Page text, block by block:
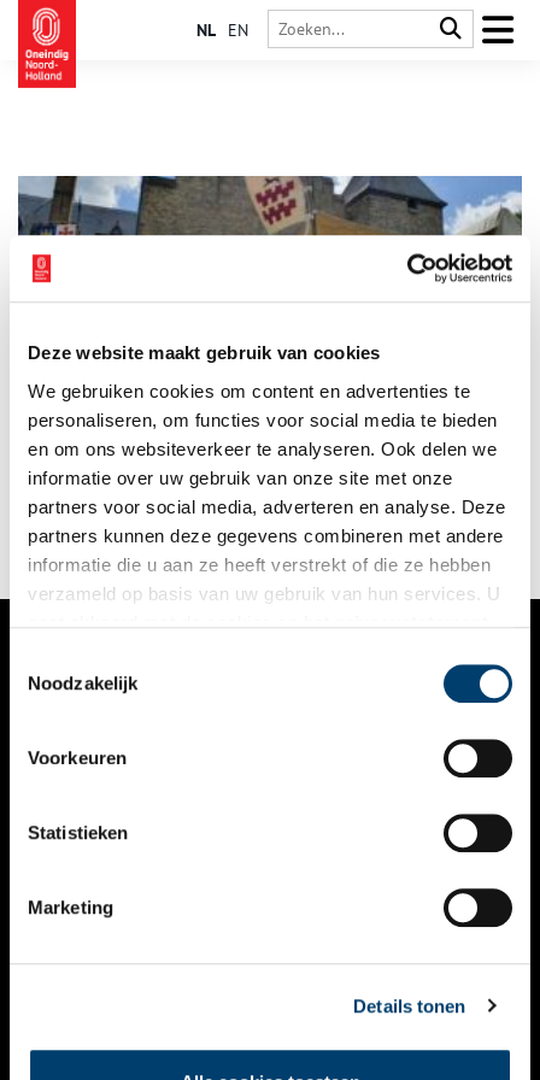
Deze website maakt gebruik van cookies
We gebruiken cookies om content en advertenties te
personaliseren, om functies voor social media te bieden
en om ons websiteverkeer te analyseren. Ook delen we
informatie over uw gebruik van onze site met onze
partners voor social media, adverteren en analyse. Deze
partners kunnen deze gegevens combineren met andere
informatie die u aan ze heeft verstrekt of die ze hebben
verzameld op basis van uw gebruik van hun services. U
Noodzakelijk
Voorkeuren
Statistieken
Marketing
Details tonen
NL EN
Ga je mee terug naar de middeleeuwen bij Kasteel Radboud?
Tijdens Pinksteren kampeert de Hanzecompagnie als vanouds
op het kasteelterrein. Tijdens dit Middeleeuws Kampement
maak je kennis met oude ambachten, zoals bijvoorbeeld
borduren, boekbinden en touwslaan. De ambachtslieden
vertellen je graag alles over hun vak. Op zondag, Eerste
Pinksterdag, is ook Middeleeuws Handwerken in het museum.
1 min
VERHALEN
KALENDER
THEMA’S
VIDEO’S
CONTACT